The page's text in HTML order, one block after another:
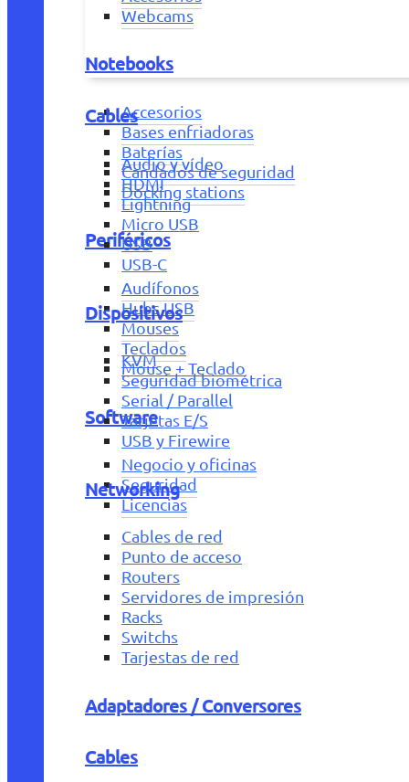
Webcams
Notebooks
Accesorios
Bases enfriadoras
Baterías
Candados de seguridad
Docking stations
Periféricos
Audífonos
Hubs USB
Mouses
Teclados
Mouse + Teclado
Software
Negocio y oficinas
Seguridad
Licencias
Cables
Audio y vídeo
HDMI
Lightning
Micro USB
USB
USB-C
Dispositivos
KVM
Seguridad biométrica
Serial / Parallel
Tarjetas E/S
USB y Firewire
Networking
Cables de red
Punto de acceso
Routers
Servidores de impresión
Racks
Switchs
Tarjestas de red
Adaptadores / Conversores
Cables